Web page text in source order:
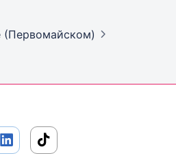
(Первомайском)